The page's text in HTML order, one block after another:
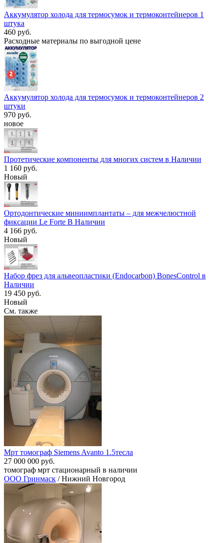
Аккумулятор холода для термосумок и термоконтейнеров 1
штука
460 руб.
Расходные материалы по выгодной цене
Аккумулятор холода для термосумок и термоконтейнеров 2
штуки
970 руб.
новое
Протетические компоненты для многих систем в Наличии
1 160 руб.
Новый
Ортодонтические миниимплантаты – для межчелюстной
фиксации Le Forte В Наличии
4 166 руб.
Новый
Набор фрез для альвеопластики (Endocarbon) BonesControl в
Наличии
19 450 руб.
Новый
См. также
Мрт томограф Siemens Avanto 1.5тесла
27 000 000 руб.
томограф мрт стационарный в наличии
ООО Гринмаск / Нижний Новгород